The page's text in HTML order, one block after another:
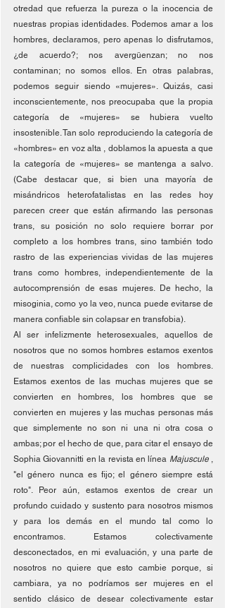
otredad que refuerza la pureza o la inocencia de
nuestras propias identidades. Podemos amar a los
hombres, declaramos, pero apenas lo disfrutamos,
¿de acuerdo?; nos avergüenzan; no nos
contaminan; no somos ellos. En otras palabras,
podemos seguir siendo «mujeres». Quizás, casi
inconscientemente, nos preocupaba que la propia
categoría de «mujeres» se hubiera vuelto
insostenible. Tan solo reproduciendo la categoría de
«hombres» en voz alta , doblamos la apuesta a que
la categoría de «mujeres» se mantenga a salvo.
(Cabe destacar que, si bien una mayoría de
misándricos heterofatalistas en las redes hoy
parecen creer que están afirmando las personas
trans, su posición no solo requiere borrar por
completo a los hombres trans, sino también todo
rastro de las experiencias vividas de las mujeres
trans como hombres, independientemente de la
autocomprensión de esas mujeres. De hecho, la
misoginia, como yo la veo, nunca puede evitarse de
manera confiable sin colapsar en transfobia).
Al ser infelizmente heterosexuales, aquellos de
nosotros que no somos hombres estamos exentos
de nuestras complicidades con los hombres.
Estamos exentos de las muchas mujeres que se
convierten en hombres, los hombres que se
convierten en mujeres y las muchas personas más
que simplemente no son ni una ni otra cosa o
ambas; por el hecho de que, para citar el ensayo de
Sophia Giovannitti en la revista en línea Majuscule ,
"el género nunca es fijo; el género siempre está
roto". Peor aún, estamos exentos de crear un
profundo cuidado y sustento para nosotros mismos
y para los demás en el mundo tal como lo
encontramos. Estamos colectivamente
desconectados, en mi evaluación, y una parte de
nosotros no quiere que esto cambie porque, si
cambiara, ya no podríamos ser mujeres en el
sentido clásico de desear colectivamente estar